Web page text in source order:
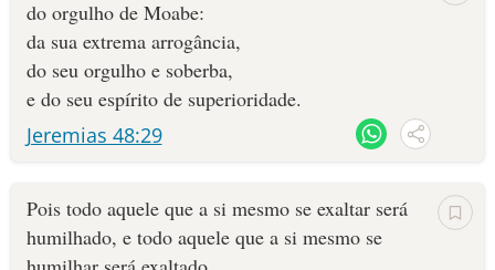
do orgulho de Moabe:
da sua extrema arrogância,
do seu orgulho e soberba,
e do seu espírito de superioridade.
Jeremias 48:29
Pois todo aquele que a si mesmo se exaltar será
humilhado, e todo aquele que a si mesmo se